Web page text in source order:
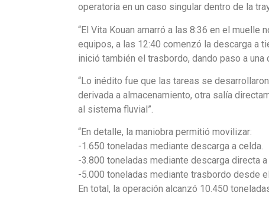
operatoria en un caso singular dentro de la
“El Vita Kouan amarró a las 8:36 en el muelle
equipos, a las 12:40 comenzó la descarga a
inició también el trasbordo, dando paso a
“Lo inédito fue que las tareas se
derivada a almacenamiento, otra salía
al sistema fluvial”.
“En detalle, la maniobra permitió movilizar:
-1.650 toneladas mediante descarga a celda.
-3.800 toneladas mediante descarga directa
-5.000 toneladas mediante trasbordo desde
En total, la operación alcanzó 10.450